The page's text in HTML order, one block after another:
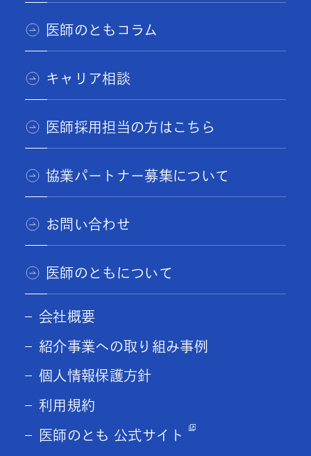
医師のともコラム
キャリア相談
医師採用担当の方はこちら
協業パートナー募集について
お問い合わせ
医師のともについて
会社概要
紹介事業への取り組み事例
個人情報保護方針
利用規約
医師のとも 公式サイト